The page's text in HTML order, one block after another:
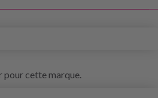
pour cette marque.